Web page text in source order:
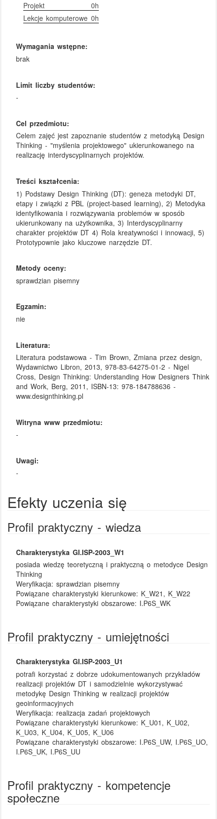
Projekt
0h
Lekcje komputerowe 0h
Wymagania wstępne:
brak
Limit liczby studentów:
-
Cel przedmiotu:
Celem zajęć jest zapoznanie studentów z metodyką Design
Thinking - "myślenia projektowego" ukierunkowanego na
realizację interdyscyplinarnych projektów.
Treści kształcenia:
1) Podstawy Design Thinking (DT): geneza metodyki DT,
etapy i związki z PBL (project-based learning), 2) Metodyka
identyfikowania i rozwiązywania problemów w sposób
ukierunkowany na użytkownika, 3) Interdyscyplinarny
charakter projektów DT 4) Rola kreatywności i innowacji, 5)
Prototypownie jako kluczowe narzędzie DT.
Metody oceny:
sprawdzian pisemny
Egzamin:
nie
Literatura:
Literatura podstawowa - Tim Brown, Zmiana przez design,
Wydawnictwo Libron, 2013, 978-83-64275-01-2 - Nigel
Cross, Design Thinking: Understanding How Designers Think
and Work, Berg, 2011, ISBN-13: 978-184788636 -
www.designthinking.pl
Witryna www przedmiotu:
-
Uwagi:
-
Efekty uczenia się
Profil praktyczny - wiedza
Charakterystyka GI.ISP-2003_W1
posiada wiedzę teoretyczną i praktyczną o metodyce Design
Thinking
Weryfikacja:sprawdzian pisemny
Powiązane charakterystyki kierunkowe: K_W21, K_W22
Powiązane charakterystyki obszarowe: I.P6S_WK
Profil praktyczny - umiejętności
Charakterystyka GI.ISP-2003_U1
potrafi korzystać z dobrze udokumentowanych przykładów
realizacji projektów DT i samodzielnie wykorzystywać
metodykę Design Thinking w realizacji projektów
geoinformacyjnych
Weryfikacja: realizacja zadań projektowych
Powiązane charakterystyki kierunkowe: K_U01, K_U02,
K_U03, K_U04, K_U05, K_U06
Powiązane charakterystyki obszarowe: I.P6S_UW, I.P6S_UO,
I.P6S_UK, I.P6S_UU
Profil praktyczny - kompetencje
społeczne